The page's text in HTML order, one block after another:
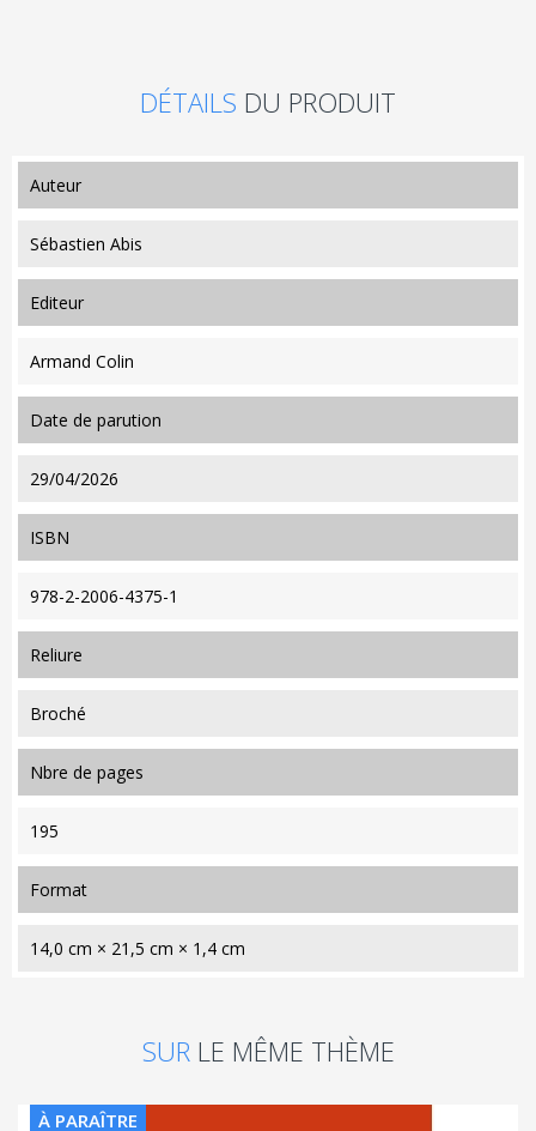
DÉTAILS DU PRODUIT
auteur
Sébastien Abis
editeur
Armand Colin
date de parution
29/04/2026
ISBN
978-2-2006-4375-1
reliure
Broché
nbre de pages
195
format
14,0 cm × 21,5 cm × 1,4 cm
SUR LE MÊME THÈME
À PARAÎTRE